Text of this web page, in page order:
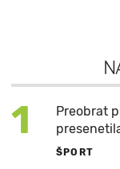
1
Preobrat
ŠPORT